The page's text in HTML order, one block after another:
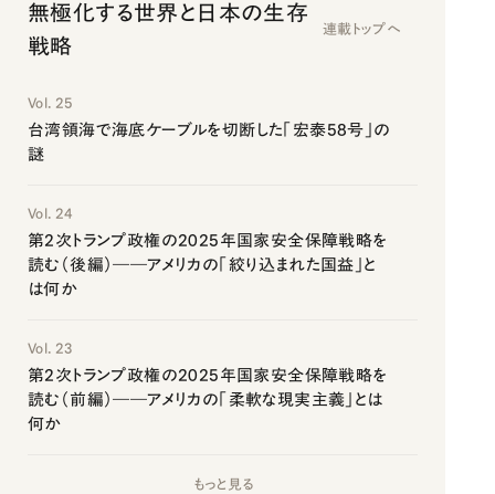
無極化する世界と日本の生存
戦略
連載トップへ
Vol. 25
台湾領海で海底ケーブルを切断した「宏泰58号」の
謎
Vol. 24
第2次トランプ政権の2025年国家安全保障戦略を
読む（後編）――アメリカの「絞り込まれた国益」と
は何か
Vol. 23
第2次トランプ政権の2025年国家安全保障戦略を
読む（前編）――アメリカの「柔軟な現実主義」とは
何か
もっと見る